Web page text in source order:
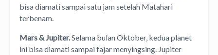
bisa diamati sampai satu jam setelah Matahari
terbenam.
Mars & Jupiter.Selama bulan Oktober, kedua planet
ini bisa diamati sampai fajar menyingsing. Jupiter